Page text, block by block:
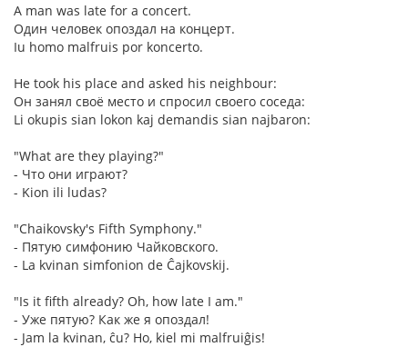
A man was late for a concert.
Один человек опоздал на концерт.
Iu homo malfruis por koncerto.
He took his place and asked his neighbour:
Он занял своё место и спросил своего соседа:
Li okupis sian lokon kaj demandis sian najbaron:
"What are they playing?"
- Что они играют?
- Kion ili ludas?
"Chaikovsky's Fifth Symphony."
- Пятую симфонию Чайковского.
- La kvinan simfonion de Ĉajkovskij.
"Is it fifth already? Oh, how late I am."
- Уже пятую? Как же я опоздал!
- Jam la kvinan, ĉu? Ho, kiel mi malfruiĝis!